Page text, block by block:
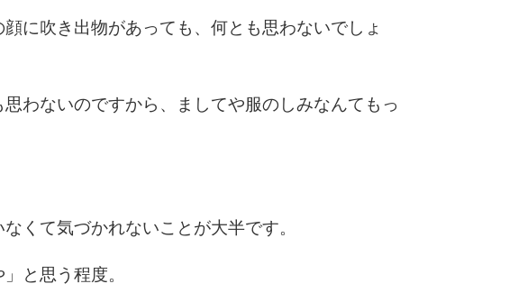
に吹き出物があっても、何とも思わないでしょ
わないのですから、ましてや服のしみなんてもっ
くて気づかれないことが大半です。
と思う程度。